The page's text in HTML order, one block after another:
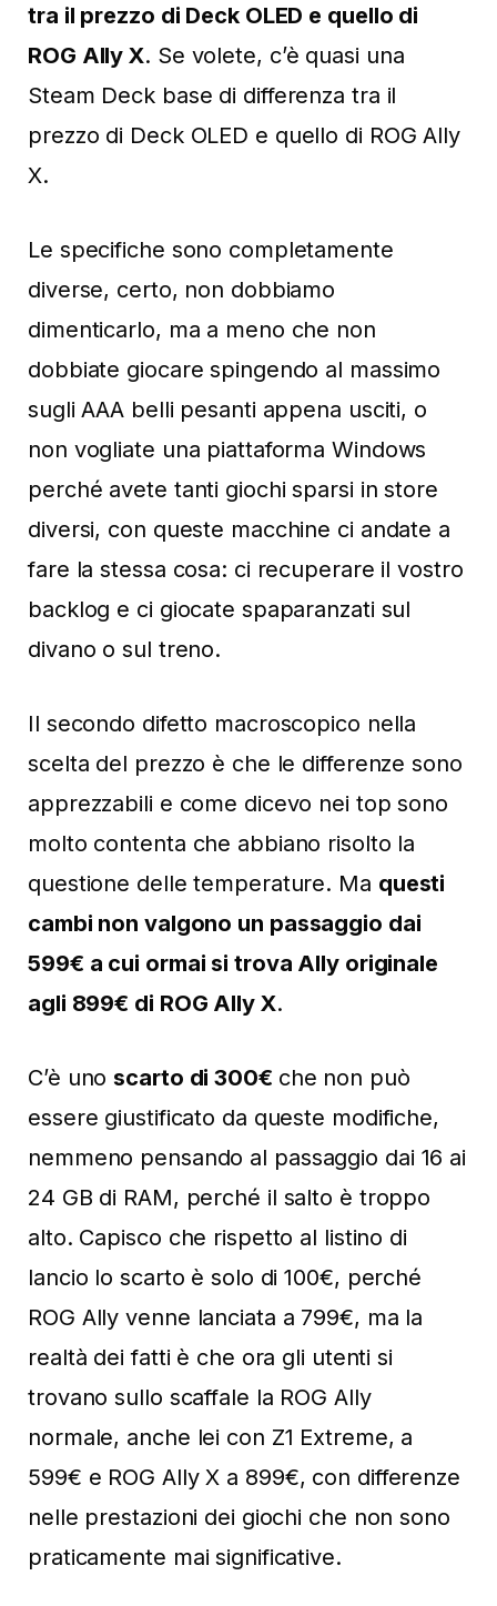
tra il prezzo di Deck OLED e quello di
ROG Ally X. Se volete, c’è quasi una
Steam Deck base di differenza tra il
prezzo di Deck OLED e quello di ROG Ally
X.
Le specifiche sono completamente
diverse, certo, non dobbiamo
dimenticarlo, ma a meno che non
dobbiate giocare spingendo al massimo
sugli AAA belli pesanti appena usciti, o
non vogliate una piattaforma Windows
perché avete tanti giochi sparsi in store
diversi, con queste macchine ci andate a
fare la stessa cosa: ci recuperare il vostro
backlog e ci giocate spaparanzati sul
divano o sul treno.
Il secondo difetto macroscopico nella
scelta del prezzo è che le differenze sono
apprezzabili e come dicevo nei top sono
molto contenta che abbiano risolto la
questione delle temperature. Ma questi
cambi non valgono un passaggio dai
599€ a cui ormai si trova Ally originale
agli 899€ di ROG Ally X.
C’è uno scarto di 300€ che non può
essere giustificato da queste modifiche,
nemmeno pensando al passaggio dai 16 ai
24 GB di RAM, perché il salto è troppo
alto. Capisco che rispetto al listino di
lancio lo scarto è solo di 100€, perché
ROG Ally venne lanciata a 799€, ma la
realtà dei fatti è che ora gli utenti si
trovano sullo scaffale la ROG Ally
normale, anche lei con Z1 Extreme, a
599€ e ROG Ally X a 899€, con differenze
nelle prestazioni dei giochi che non sono
praticamente mai significative.